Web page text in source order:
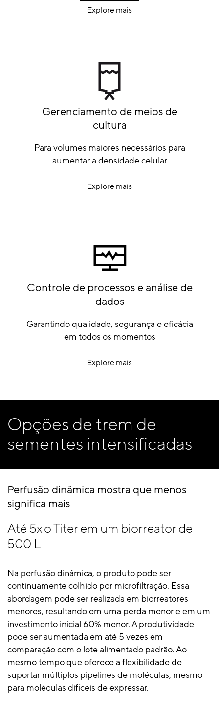
Explore mais
Gerenciamento de meios de
cultura
Para volumes maiores necessários para
aumentar a densidade celular
Explore mais
Controle de processos e análise de
dados
Garantindo qualidade, segurança e eficácia
em todos os momentos
Explore mais
Opções de trem de
sementes intensificadas
Perfusão dinâmica mostra que menos
significa mais
Até 5x o Titer em um biorreator de
500 L
Na perfusão dinâmica, o produto pode ser
continuamente colhido por microfiltração. Essa
abordagem pode ser realizada em biorreatores
menores, resultando em uma perda menor e em um
investimento inicial 60% menor. A produtividade
pode ser aumentada em até 5 vezes em
comparação com o lote alimentado padrão. Ao
mesmo tempo que oferece a flexibilidade de
suportar múltiplos pipelines de moléculas, mesmo
para moléculas difíceis de expressar.